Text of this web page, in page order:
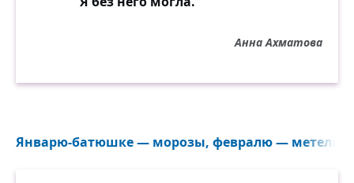
Анна Ахматова
Январю-батюшке — морозы, февралю — метели...